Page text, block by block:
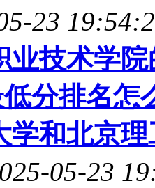
23
业技术学
分排名怎
学和北京
05-23